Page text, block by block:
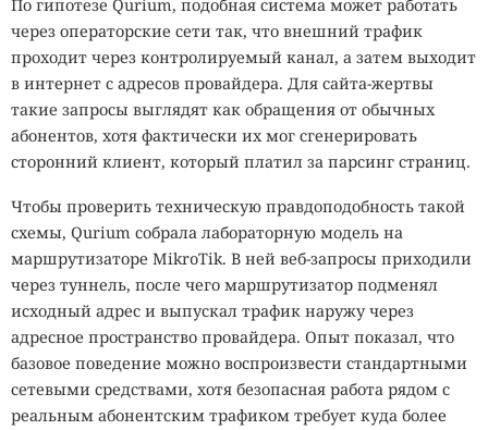
По гипотезе Qurium, подобная система может работать
через операторские сети так, что внешний трафик
проходит через контролируемый канал, а затем выходит
в интернет с адресов провайдера. Для сайта-жертвы
такие запросы выглядят как обращения от обычных
абонентов, хотя фактически их мог сгенерировать
сторонний клиент, который платил за парсинг страниц.
Чтобы проверить техническую правдоподобность такой
схемы, Qurium собрала лабораторную модель на
маршрутизаторе MikroTik. В ней веб-запросы приходили
через туннель, после чего маршрутизатор подменял
исходный адрес и выпускал трафик наружу через
адресное пространство провайдера. Опыт показал, что
базовое поведение можно воспроизвести стандартными
сетевыми средствами, хотя безопасная работа рядом с
реальным абонентским трафиком требует куда более